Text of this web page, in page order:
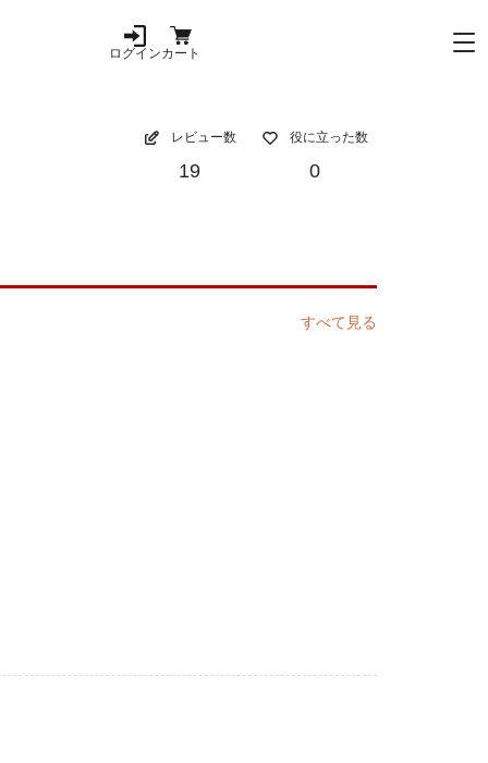
ログインカート
レビュー数
19
役に立った数
0
すべて見る